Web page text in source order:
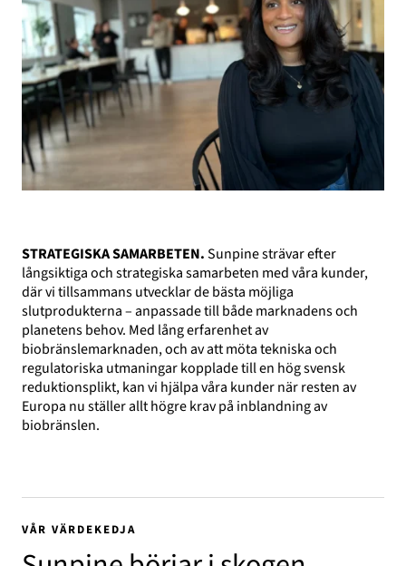
STRATEGISKA SAMARBETEN.Sunpine strävar efter
långsiktiga och strategiska samarbeten med våra kunder,
där vi tillsammans utvecklar de bästa möjliga
slutprodukterna – anpassade till både marknadens och
planetens behov. Med lång erfarenhet av
biobränslemarknaden, och av att möta tekniska och
regulatoriska utmaningar kopplade till en hög svensk
reduktionsplikt, kan vi hjälpa våra kunder när resten av
Europa nu ställer allt högre krav på inblandning av
biobränslen.
VÅR VÄRDEKEDJA